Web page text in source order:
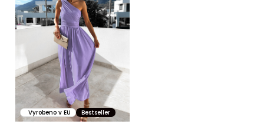
Vyrobeno v EU Bestseller